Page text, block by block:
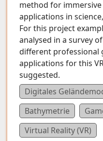
method for
applications in
For this project
analysed in a survey
different professional
applications for this
suggested.
Digitales
Bathymetrie
Virtual Reality (VR)